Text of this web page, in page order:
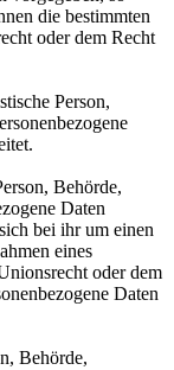
die bestimmten
oder dem Recht
Person,
Behörde,
Daten
bei ihr um einen
eines
oder dem
Daten
Behörde,